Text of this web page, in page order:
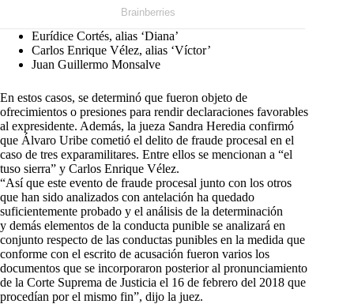
Eurídice Cortés, alias ‘Diana’
Carlos Enrique Vélez, alias ‘Víctor’
Juan Guillermo Monsalve
En estos casos, se determinó que fueron objeto de
ofrecimientos o presiones para rendir declaraciones favorables
al expresidente. Además, la jueza Sandra Heredia confirmó
que Álvaro Uribe cometió el delito de fraude procesal en el
caso de tres exparamilitares. Entre ellos se mencionan a “el
tuso sierra” y Carlos Enrique Vélez.
“Así que este evento de fraude procesal junto con los otros
que han sido analizados con antelación ha quedado
suficientemente probado y el análisis de la determinación
y demás elementos de la conducta punible se analizará en
conjunto respecto de las conductas punibles en la medida que
conforme con el escrito de acusación fueron varios los
documentos que se incorporaron posterior al pronunciamiento
de la Corte Suprema de Justicia el 16 de febrero del 2018 que
procedían por el mismo fin”, dijo la juez.